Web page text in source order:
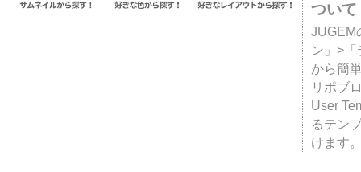
ついて
JUGEM
ン」>
から簡
リポブ
User
るテン
けます